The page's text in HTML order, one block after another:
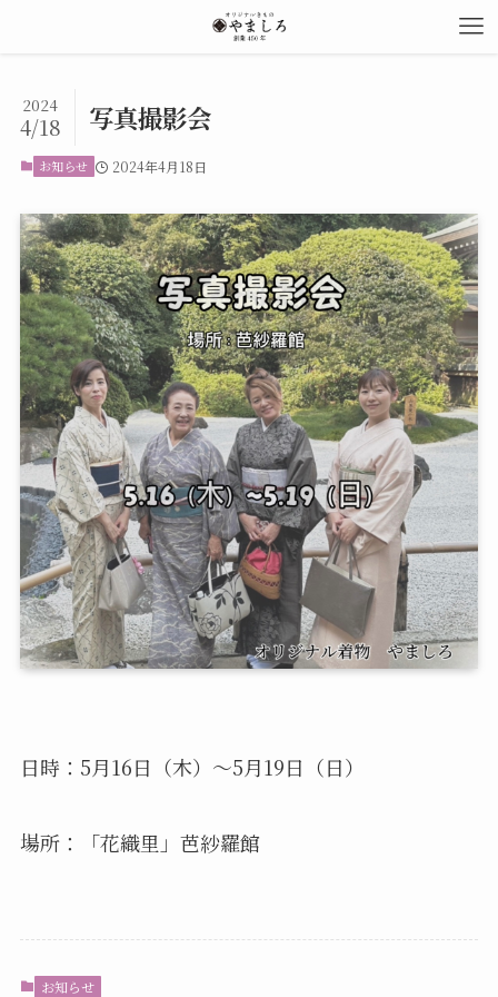
写真撮影会
2024
4/18
お知らせ 2024年4月18日
日時：5月16日（木）〜5月19日（日）
場所：「花織里」芭紗羅館
お知らせ